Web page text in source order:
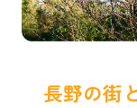
長野の街